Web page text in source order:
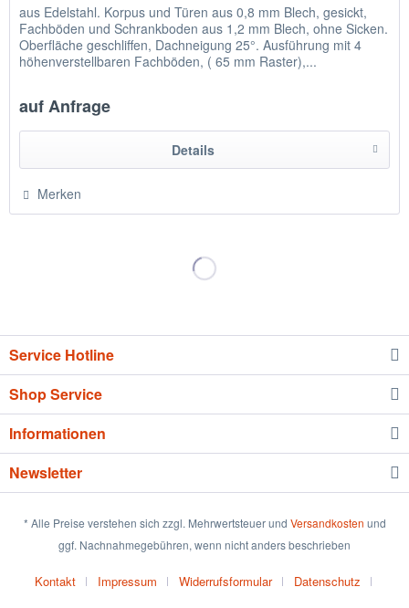
aus Edelstahl. Korpus und Türen aus 0,8 mm Blech, gesickt,
Fachböden und Schrankboden aus 1,2 mm Blech, ohne Sicken.
Oberfläche geschliffen, Dachneigung 25°. Ausführung mit 4
höhenverstellbaren Fachböden, ( 65 mm Raster),...
auf Anfrage
Details
Merken
Service Hotline
Shop Service
Informationen
Newsletter
* Alle Preise verstehen sich zzgl. Mehrwertsteuer und Versandkosten und
ggf. Nachnahmegebühren, wenn nicht anders beschrieben
Kontakt Impressum Widerrufsformular
Datenschutz